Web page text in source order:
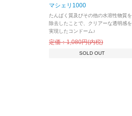
マシェリ1000
たんぱく質及びその他の水溶性物質を
除去したことで、クリアーな透明感を
実現したコンドーム♪
定価：1,080円(内税)
SOLD OUT